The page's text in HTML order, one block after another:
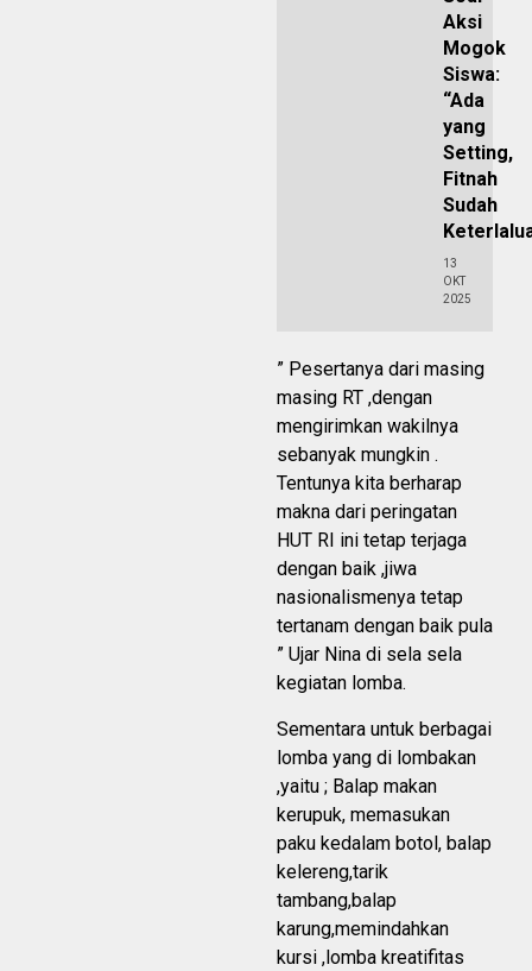
Aksi
Mogok
Siswa:
“Ada
yang
Setting,
Fitnah
Sudah
13
OKT
2025
” Pesertanya dari masing
masing RT ,dengan
mengirimkan wakilnya
sebanyak mungkin .
Tentunya kita berharap
makna dari peringatan
HUT RI ini tetap terjaga
dengan baik ,jiwa
nasionalismenya tetap
tertanam dengan baik pula
” Ujar Nina di sela sela
kegiatan lomba.
Sementara untuk berbagai
lomba yang di lombakan
,yaitu ; Balap makan
kerupuk, memasukan
paku kedalam botol, balap
kelereng,tarik
tambang,balap
karung,memindahkan
kursi ,lomba kreatifitas